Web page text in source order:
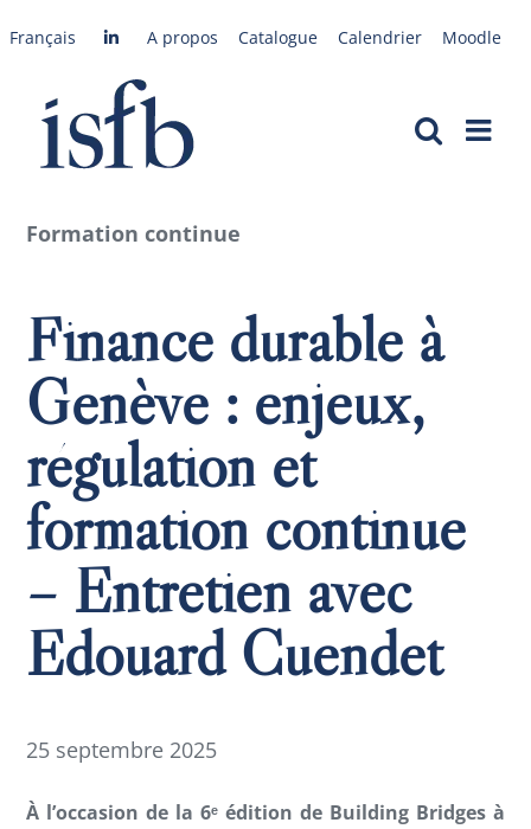
auFrançais A propos Catalogue Calendrier Moodle
Formation continue
Finance durable à
Genève : enjeux,
régulation et
formation continue
– Entretien avec
Edouard Cuendet
25 septembre 2025
À l’occasion de la 6ᵉ édition de Building Bridges à